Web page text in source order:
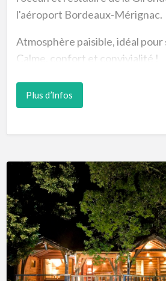
l'aéroport Bordeaux-Mérignac.
Atmosphère paisible, idéal pour
Calme, confort et convivialité !
Le Château La Gravière est
cœur de la Presqu’île du
Pauillac, à deux pas de la Route
non loin des plages océanes
nautiques et au milieu du Parc
Médoc pour vos balades et
Vous pourrez choisir votre
nos 5 chambres d'hôtes :
logements en duplex avec
l'étage (lit 180 ou 2 lits de
Plus d’Infos